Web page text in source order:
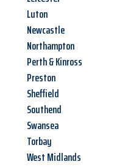
Luton
Newcastle
Northampton
Perth & Kinross
Preston
Sheffield
Southend
Swansea
Torbay
West Midlands